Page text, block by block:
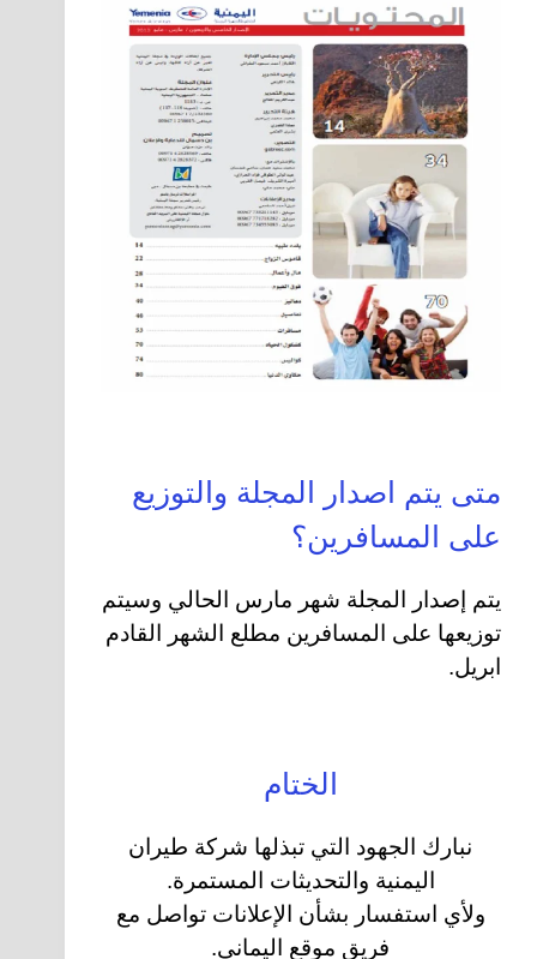
متى يتم اصدار المجلة والتوزيع
على المسافرين؟
يتم إصدار المجلة شهر مارس الحالي وسيتم
توزيعها على المسافرين مطلع الشهر القادم
ابريل.
الختام
نبارك الجهود التي تبذلها شركة طيران
اليمنية والتحديثات المستمرة.
ولأي استفسار بشأن الإعلانات تواصل مع
فريق موقع اليماني.